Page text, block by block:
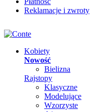
Reklamacje i zwroty
Kobiety
Nowość
Bielizna
Rajstopy
Klasyczne
Modelujące
Wzorzyste